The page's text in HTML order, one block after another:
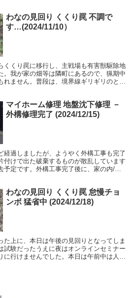
わなの見回り くくり罠 不調で
す…(2024/11/10）
くくり罠に移行し、主戦場も有害獣駆除地
。我が家の畑等は隣町にあるので、猟期中
ません。普段は、境界線ギリギリのとこ
マイホーム修理 地盤沈下修理 －
外構修理完了 (2024/12/15)
経過しましたが、ようやく外構工事も完了
付けで出た破棄するものが散乱しています
定です。外構工事完了後に、家の内/外
わなの見回り くくり罠 怠慢チョ
ンボ 猛省中 (2024/12/18)
た上に、本日は午後の見回りとなってしま
試験だったうえに夜はオンラインセミナー
行けませんでした。本日は午前中は人と